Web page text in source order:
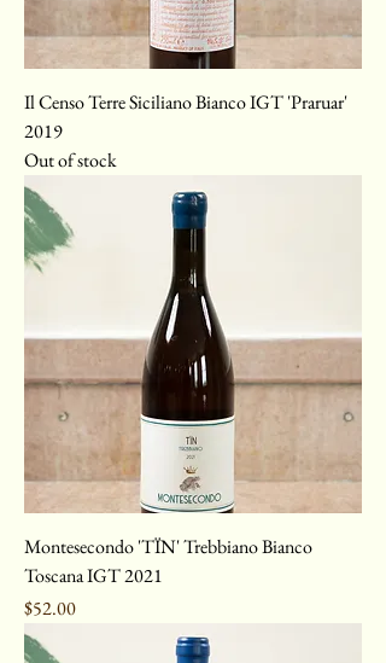
Il Censo Terre Siciliano Bianco IGT 'Praruar'
2019
Out of stock
Montesecondo 'TÏN' Trebbiano Bianco
Toscana IGT 2021
Price
$52.00